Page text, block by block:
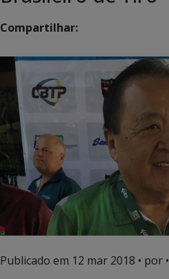
Compartilhar:
Publicado em 12 mar 2018 • por •